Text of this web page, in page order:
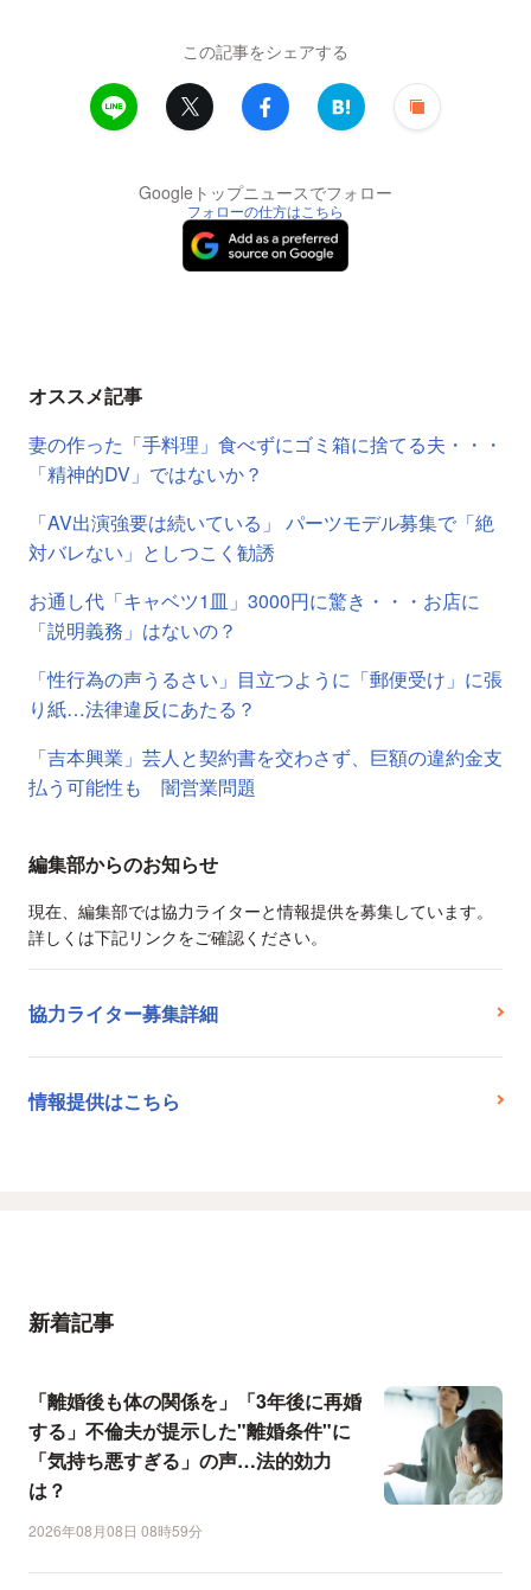
この記事をシェアする
Googleトップニュースでフォロー
フォローの仕方はこちら
オススメ記事
妻の作った「手料理」食べずにゴミ箱に捨てる夫・・・
「精神的DV」ではないか？
「AV出演強要は続いている」 パーツモデル募集で「絶
対バレない」としつこく勧誘
お通し代「キャベツ1皿」3000円に驚き・・・お店に
「説明義務」はないの？
「性行為の声うるさい」目立つように「郵便受け」に張
り紙…法律違反にあたる？
「吉本興業」芸人と契約書を交わさず、巨額の違約金支
払う可能性も 闇営業問題
編集部からのお知らせ
現在、編集部では協力ライターと情報提供を募集しています。
詳しくは下記リンクをご確認ください。
協力ライター募集詳細
情報提供はこちら
新着記事
「離婚後も体の関係を」「3年後に再婚
する」不倫夫が提示した"離婚条件"に
「気持ち悪すぎる」の声…法的効力
は？
2026年08月08日 08時59分